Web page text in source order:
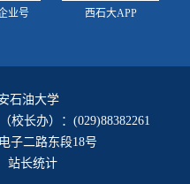
业号 西石大APP
石油大学
长办）：(029)88382261
子二路东段18号
站长统计